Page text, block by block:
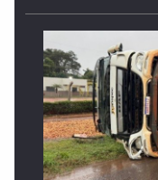
Acusado de matar
Acusado de matar